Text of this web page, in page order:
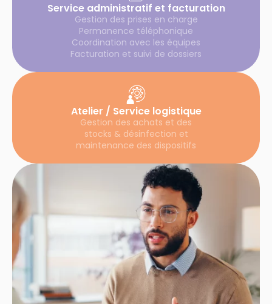
Service administratif et facturation
Gestion des prises en charge
Permanence téléphonique
Coordination avec les équipes
Facturation et suivi de dossiers
Atelier / Service logistique
Gestion des achats et des
stocks & désinfection et
maintenance des dispositifs